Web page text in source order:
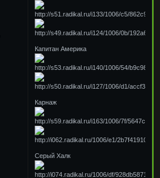
Капитан Америка
Карнаж
Серый Халк